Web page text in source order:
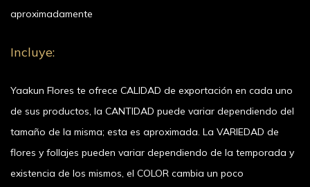
aproximadamente
Incluye:
Yaakun Flores te ofrece CALIDAD de exportación en cada uno
de sus productos, la CANTIDAD puede variar dependiendo del
tamaño de la misma; esta es aproximada. La VARIEDAD de
flores y follajes pueden variar dependiendo de la temporada y
existencia de los mismos, el COLOR cambia un poco